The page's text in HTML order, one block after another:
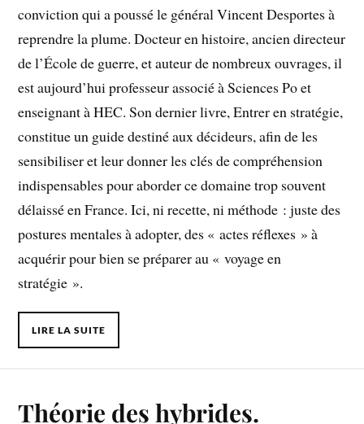
conviction qui a poussé le général Vincent Desportes à
reprendre la plume. Docteur en histoire, ancien directeur
de l’École de guerre, et auteur de nombreux ouvrages, il
est aujourd’hui professeur associé à Sciences Po et
enseignant à HEC. Son dernier livre, Entrer en stratégie,
constitue un guide destiné aux décideurs, afin de les
sensibiliser et leur donner les clés de compréhension
indispensables pour aborder ce domaine trop souvent
délaissé en France. Ici, ni recette, ni méthode : juste des
postures mentales à adopter, des « actes réflexes » à
acquérir pour bien se préparer au « voyage en
stratégie ».
LIRE LA SUITE
Théorie des hybrides.